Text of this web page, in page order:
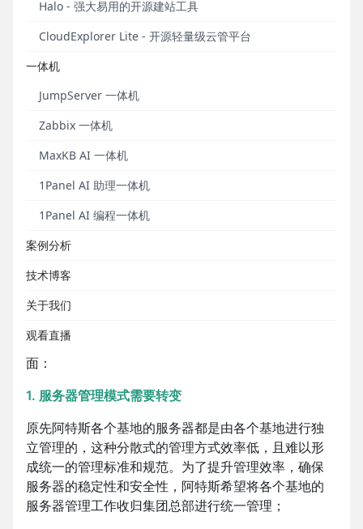
Halo - 强大易用的开源建站工具
CloudExplorer Lite - 开源轻量级云管平台
一体机
JumpServer 一体机
Zabbix 一体机
MaxKB AI 一体机
1Panel AI 助理一体机
1Panel AI 编程一体机
案例分析
技术博客
关于我们
观看直播
阿特斯集团总部位于加拿大，中国区总部位于江苏省
目前在全球150个国家和地区建立了分支机构，是全球
综合实力领先的太阳能光伏发电整体解决方案提供
系统运维痛点和需求
来了很多问题和挑战，可以简单概括为以下几个方
面：
1. 服务器管理模式需要转变
原先阿特斯各个基地的服务器都是由各个基地进行独
立管理的，这种分散式的管理方式效率低，且难以形
成统一的管理标准和规范。为了提升管理效率，确保
服务器的稳定性和安全性，阿特斯希望将各个基地的
服务器管理工作收归集团总部进行统一管理；